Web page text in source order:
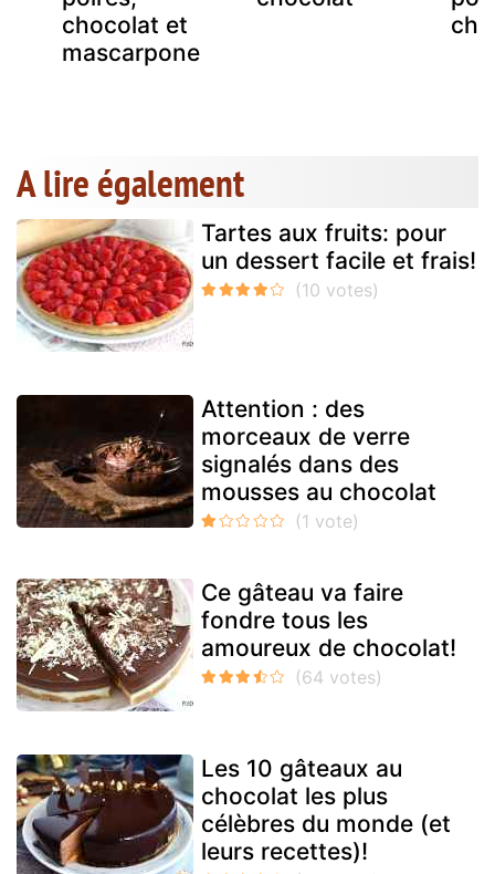
chocolat et
mascarpone
A lire également
Tartes aux fruits: pour
un dessert facile et frais!
Attention : des
morceaux de verre
signalés dans des
mousses au chocolat
Ce gâteau va faire
fondre tous les
amoureux de chocolat!
Les 10 gâteaux au
chocolat les plus
célèbres du monde (et
leurs recettes)!